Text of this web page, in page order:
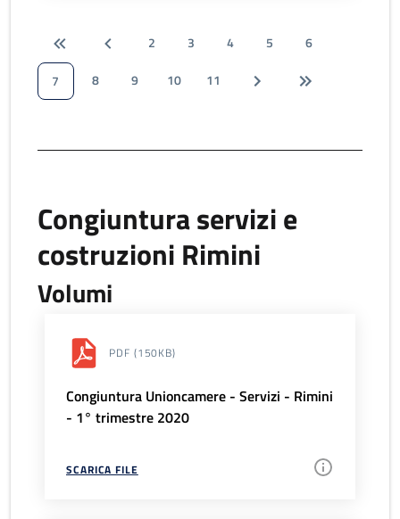
2 3 4 5
6
7
8 9 10 11
Congiuntura servizi e
costruzioni Rimini
Volumi
PDF (150KB)
Congiuntura Unioncamere - Servizi - Rimini
- 1° trimestre 2020
SCARICA FILE